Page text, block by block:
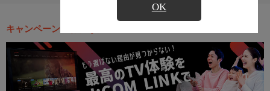
OK
キャンペーン・お得な情報